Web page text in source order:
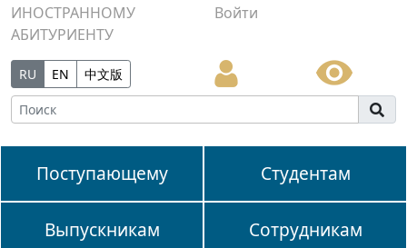
ИНОСТРАННОМУ
АБИТУРИЕНТУ
Войти
RU EN 中文版
Поступающему Студентам
Выпускникам Сотрудникам